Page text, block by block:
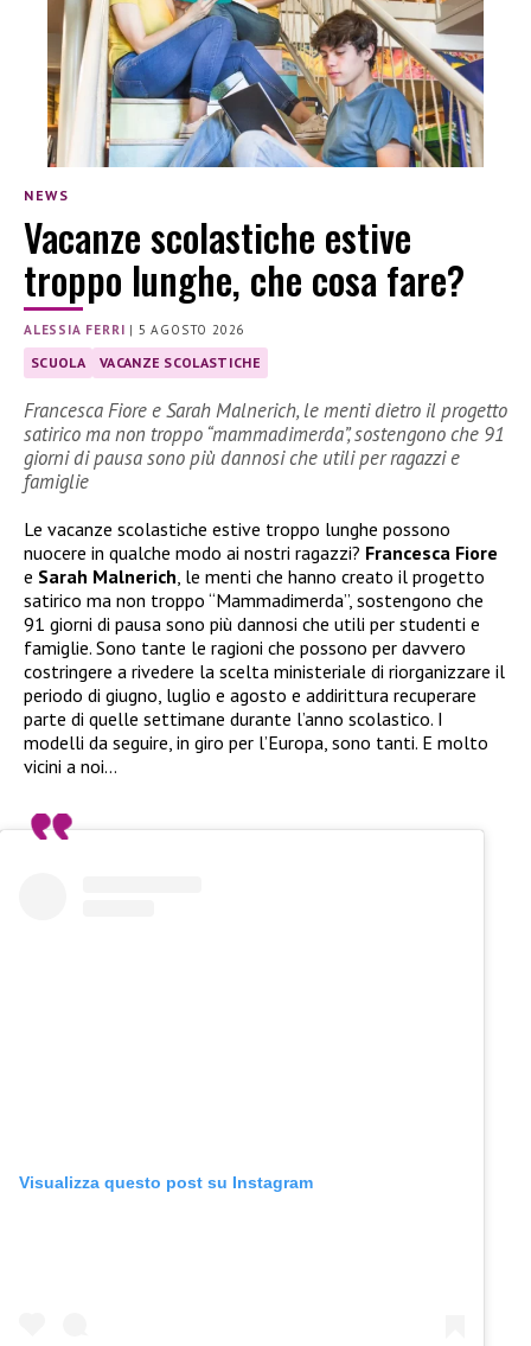
NEWS
Vacanze scolastiche estive
troppo lunghe, che cosa fare?
ALESSIA FERRI | 5 AGOSTO 2026
SCUOLA VACANZE SCOLASTICHE
Francesca Fiore e Sarah Malnerich, le menti dietro il progetto
satirico ma non troppo “mammadimerda”, sostengono che 91
giorni di pausa sono più dannosi che utili per ragazzi e
famiglie
Le vacanze scolastiche estive troppo lunghe possono
nuocere in qualche modo ai nostri ragazzi? Francesca Fiore
e Sarah Malnerich , le menti che hanno creato il progetto
satirico ma non troppo “Mammadimerda”, sostengono che
91 giorni di pausa sono più dannosi che utili per studenti e
famiglie. Sono tante le ragioni che possono per davvero
costringere a rivedere la scelta ministeriale di riorganizzare il
periodo di giugno, luglio e agosto e addirittura recuperare
parte di quelle settimane durante l’anno scolastico. I
modelli da seguire, in giro per l’Europa, sono tanti. E molto
vicini a noi…
Visualizza questo post su Instagram